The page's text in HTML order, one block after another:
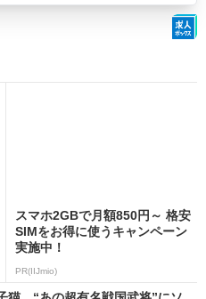
スマホ2GBで月額850円～ 格安
SIMをお得に使うキャンペーン
実施中！
PR(IIJmio)